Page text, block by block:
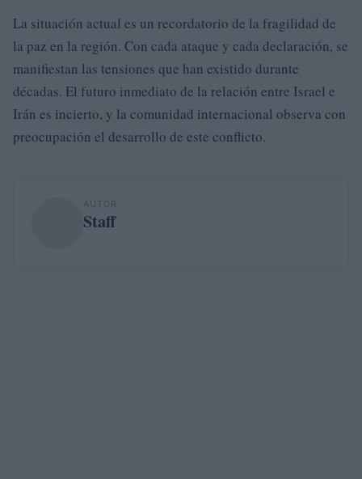
La situación actual es un recordatorio de la fragilidad de
la paz en la región. Con cada ataque y cada declaración, se
manifiestan las tensiones que han existido durante
décadas. El futuro inmediato de la relación entre Israel e
Irán es incierto, y la comunidad internacional observa con
preocupación el desarrollo de este conflicto.
AUTOR
Staff